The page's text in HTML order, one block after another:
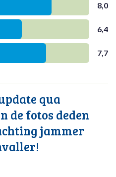
8,0
6,4
7,7
qua
de fotos deden
jammer